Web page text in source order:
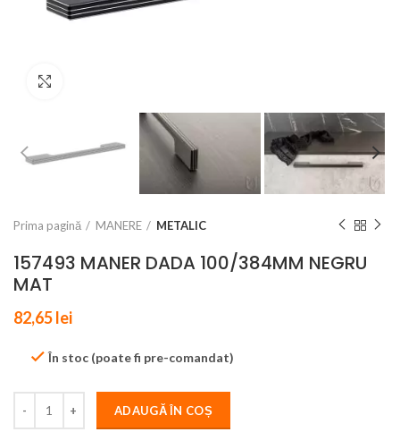
Prima pagină MANERE METALIC
157493 MANER DADA 100/384MM NEGRU
MAT
82,65lei
În stoc (poate fi pre-comandat)
ADAUGĂ ÎN COȘ